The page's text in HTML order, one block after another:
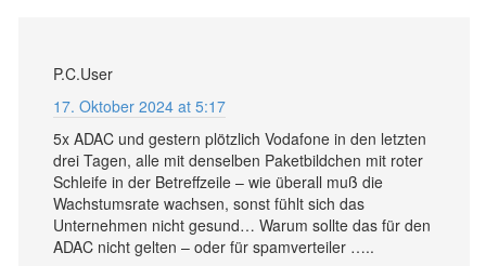
P.C.User
17. Oktober 2024 at 5:17
5x ADAC und gestern plötzlich Vodafone in den letzten
drei Tagen, alle mit denselben Paketbildchen mit roter
Schleife in der Betreffzeile – wie überall muß die
Wachstumsrate wachsen, sonst fühlt sich das
Unternehmen nicht gesund… Warum sollte das für den
ADAC nicht gelten – oder für spamverteiler …..